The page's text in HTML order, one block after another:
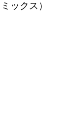
ックス）